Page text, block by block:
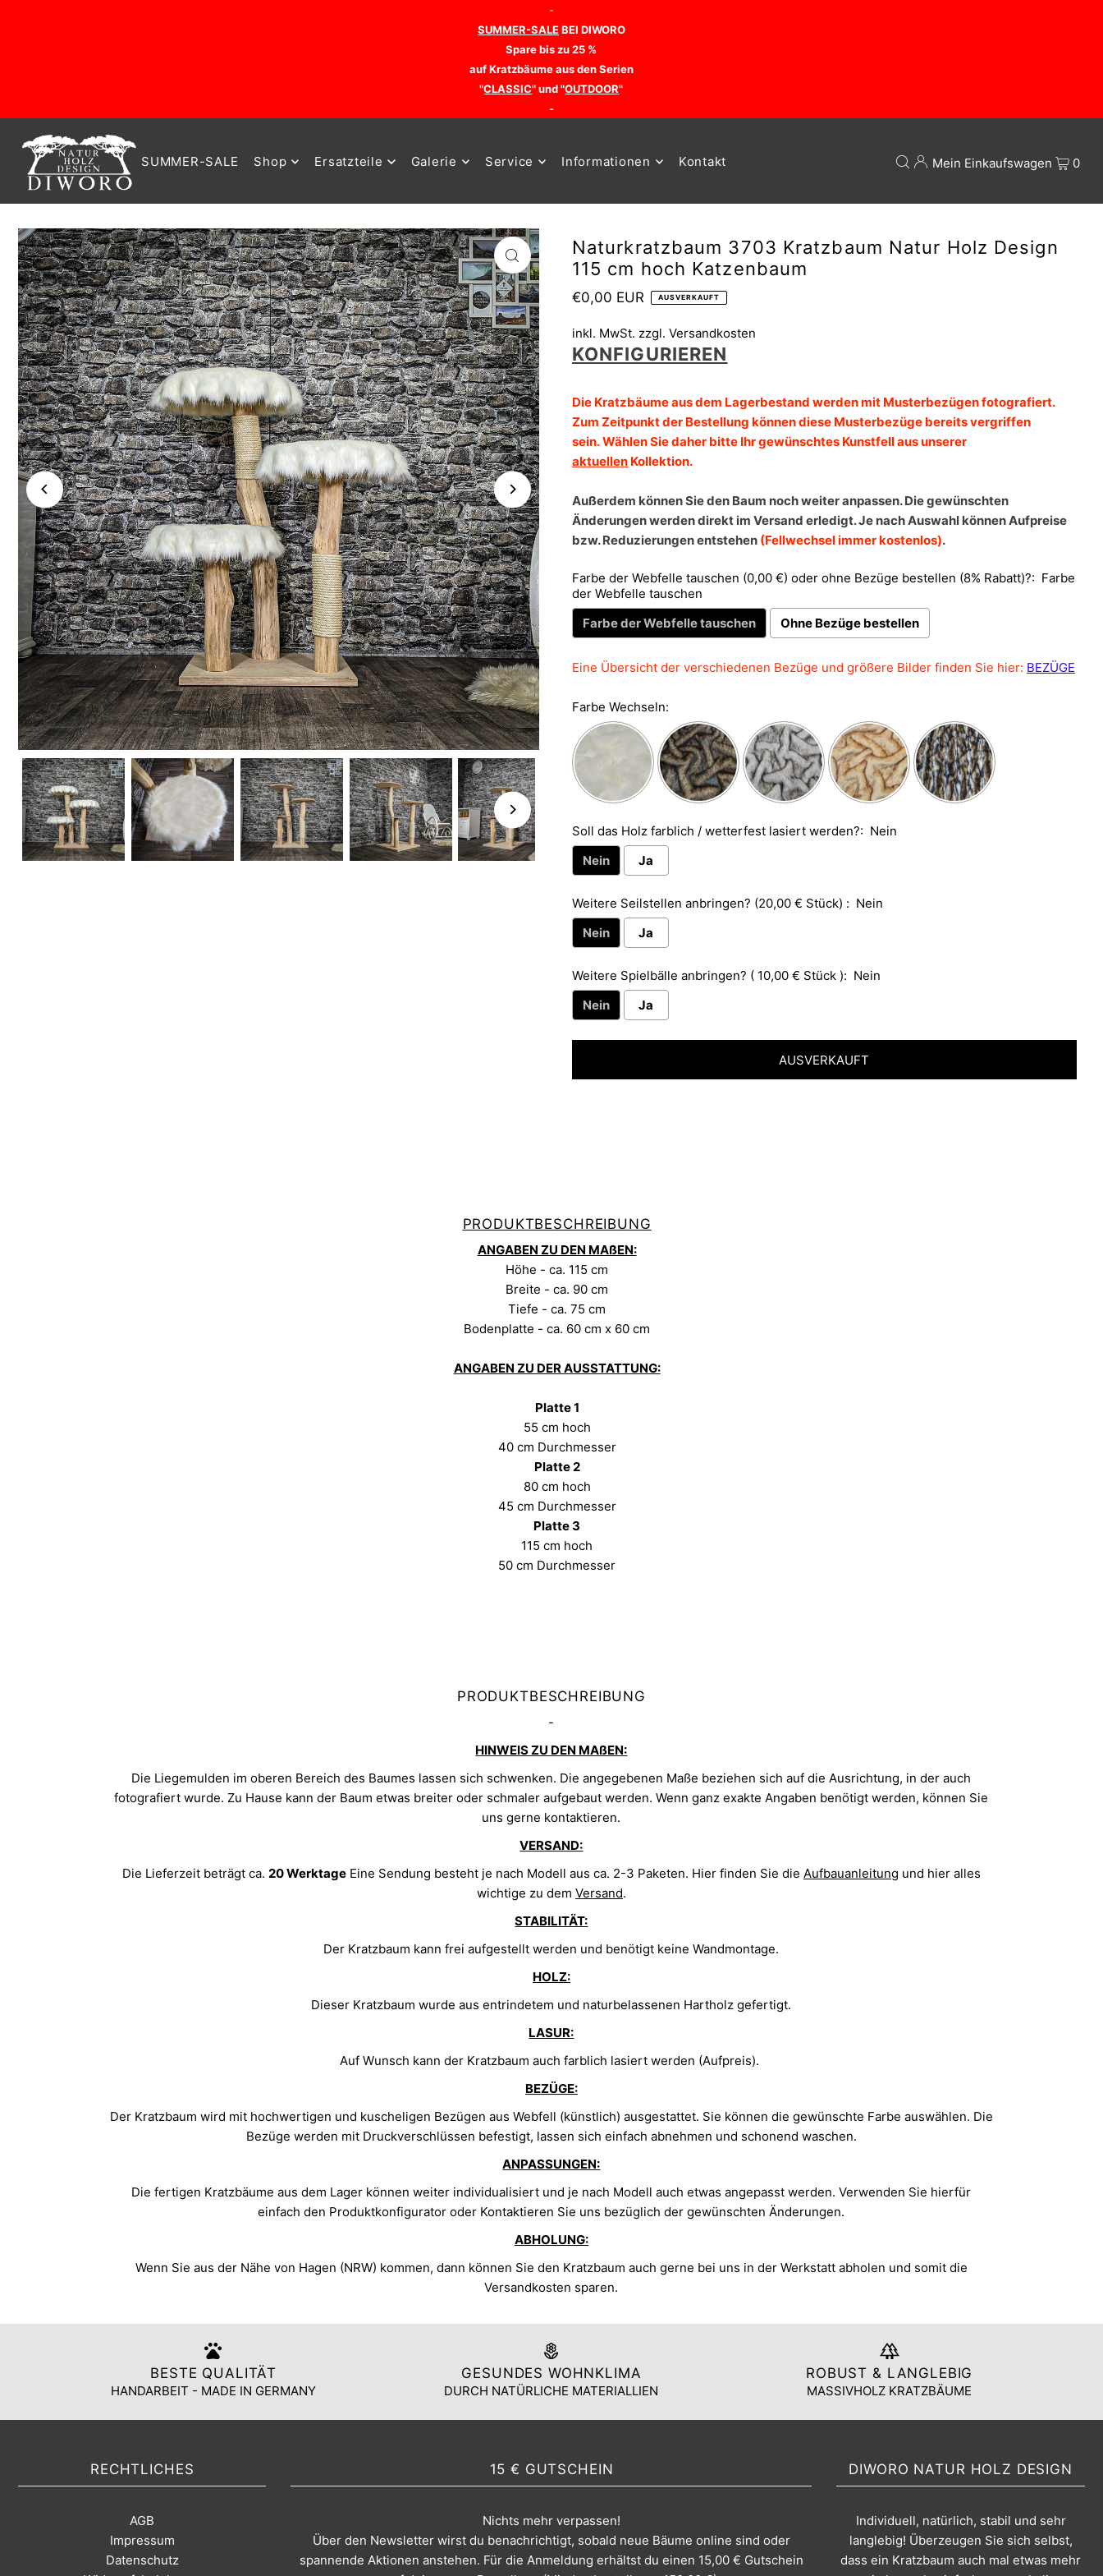
-
SUMMER-SALEBEI DIWORO
Spare bis zu 25 %
auf Kratzbäume aus den Serien
"CLASSIC" und "OUTDOOR"
-
SUMMER-SALE Shop Ersatzteile Galerie Service Informationen Kontakt Mein Einkaufswagen 0
Naturkratzbaum 3703 Kratzbaum Natur Holz Design
115 cm hoch Katzenbaum
€0,00 EUR AUSVERKAUFT
inkl. MwSt. zzgl. Versandkosten
KONFIGURIEREN
Die Kratzbäume aus dem Lagerbestand werden mit Musterbezügen fotografiert.
Zum Zeitpunkt der Bestellung können diese Musterbezüge bereits vergriffen
sein.Wählen Sie daher bitte Ihr gewünschtes Kunstfell aus unserer
aktuellenKollektion.
Außerdem können Sie den Baum noch weiter anpassen. Die gewünschten
Änderungen werden direkt im Versand erledigt. Je nach Auswahl können Aufpreise
bzw. Reduzierungen entstehen (Fellwechsel immer kostenlos).
Farbe der Webfelle tauschen (0,00 €) oder ohne Bezüge bestellen (8% Rabatt)?: Farbe
der Webfelle tauschen
Farbe der Webfelle tauschen
Ohne Bezüge bestellen
Eine Übersicht der verschiedenen Bezüge und größere Bilder finden Sie hier: BEZÜGE
Farbe Wechseln:
Soll das Holz farblich / wetterfest lasiert werden?: Nein
Nein
Ja
Weitere Seilstellen anbringen? (20,00 € Stück) : Nein
Nein
Ja
Weitere Spielbälle anbringen? ( 10,00 € Stück ): Nein
Nein
Ja
PRODUKTBESCHREIBUNG
ANGABEN ZU DEN MAßEN:
Höhe - ca. 115 cm
Breite - ca. 90 cm
Tiefe - ca. 75 cm
Bodenplatte - ca. 60 cm x 60 cm
ANGABEN ZU DER AUSSTATTUNG:
Platte 1
55 cm hoch
40 cm Durchmesser
Platte 2
80 cm hoch
45 cm Durchmesser
Platte 3
115 cm hoch
50 cm Durchmesser
PRODUKTBESCHREIBUNG
-
HINWEIS ZU DEN MAßEN:
Die Liegemulden im oberen Bereich des Baumes lassen sich schwenken. Die angegebenen Maße beziehen sich auf die Ausrichtung, in der auch
fotografiert wurde. Zu Hause kann der Baum etwas breiter oder schmaler aufgebaut werden. Wenn ganz exakte Angaben benötigt werden, können Sie
uns gerne kontaktieren.
VERSAND:
Die Lieferzeit beträgt ca. 20 WerktageEine Sendung besteht je nach Modell aus ca. 2-3 Paketen. Hier finden Sie die Aufbauanleitung und hier alles
wichtige zu dem Versand.
STABILITÄT:
Der Kratzbaum kann frei aufgestellt werden und benötigt keine Wandmontage.
HOLZ:
Dieser Kratzbaum wurde aus entrindetem und naturbelassenen Hartholz gefertigt.
LASUR:
Auf Wunsch kann der Kratzbaum auch farblich lasiert werden (Aufpreis).
BEZÜGE:
Der Kratzbaum wird mit hochwertigen und kuscheligen Bezügen aus Webfell (künstlich) ausgestattet. Sie können die gewünschte Farbe auswählen. Die
Bezüge werden mit Druckverschlüssen befestigt, lassen sich einfach abnehmen und schonend waschen.
ANPASSUNGEN:
Die fertigen Kratzbäume aus dem Lager können weiter individualisiert und je nach Modell auch etwas angepasst werden. Verwenden Sie hierfür
einfach den Produktkonfigurator oder Kontaktieren Sie uns bezüglich der gewünschten Änderungen.
ABHOLUNG:
Wenn Sie aus der Nähe von Hagen (NRW) kommen, dann können Sie den Kratzbaum auch gerne bei uns in der Werkstatt abholen und somit die
Versandkosten sparen.
BESTE QUALITÄT
HANDARBEIT - MADE IN GERMANY
GESUNDES WOHNKLIMA
DURCH NATÜRLICHE MATERIALLIEN
ROBUST & LANGLEBIG
MASSIVHOLZ KRATZBÄUME
RECHTLICHES
AGB
Impressum
Datenschutz
15 € GUTSCHEIN
Nichts mehr verpassen!
Über den Newsletter wirst du benachrichtigt, sobald neue Bäume online sind oder
spannende Aktionen anstehen. Für die Anmeldung erhältst du einen 15,00 € Gutschein
DIWORO NATUR HOLZ DESIGN
Individuell, natürlich, stabil und sehr
langlebig! Überzeugen Sie sich selbst,
dass ein Kratzbaum auch mal etwas mehr